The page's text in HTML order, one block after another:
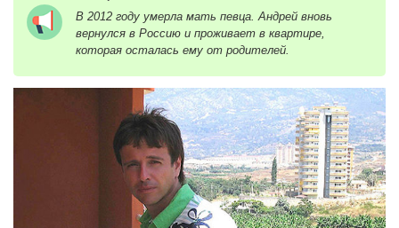
В 2012 году умерла мать певца. Андрей вновь
вернулся в Россию и проживает в квартире,
которая осталась ему от родителей.